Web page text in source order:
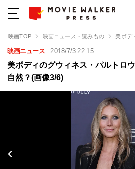
映画TOP 映画ニュース・読みもの 美ボデ
映画ニュース 2018/7/3 22:15
美ボディのグウィネス・パルトロ
自然？(画像3/6)